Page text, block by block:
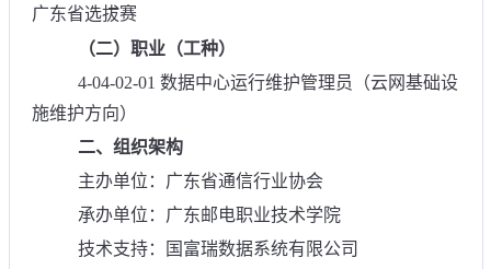
广东省选拔赛
（二）职业（工种）
4-04-02-01 数据中心运行维护管理员（云网基础设
施维护方向）
二、组织架构
主办单位：广东省通信行业协会
承办单位：广东邮电职业技术学院
技术支持：国富瑞数据系统有限公司